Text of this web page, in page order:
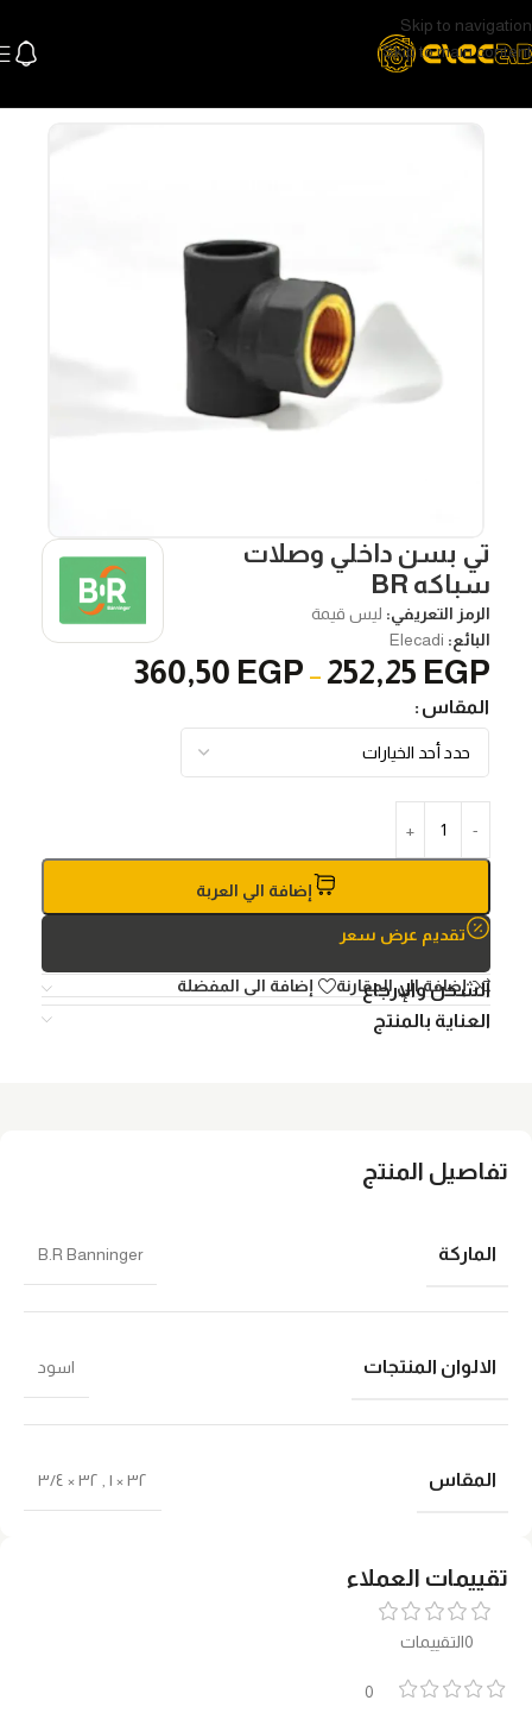
Skip to navigation
Skip to main content
تي بسن داخلي وصلات
سباكه BR
الرمز التعريفي: ليس قيمة
البائع: Elecadi
252,25 EGP
–
360,50 EGP
المقاس
إضافة الي العربة
تقديم عرض سعر
إضافة الي المقارنة إضافة الى المفضلة
الشحن والإرجاع
العناية بالمنتج
تقييمات العملاء
0التقييمات
0
تفاصيل المنتج
الماركة B.R Banninger
الالوان المنتجات اسود
المقاس ٣٢ × ١ ٣٢ × ٣/٤